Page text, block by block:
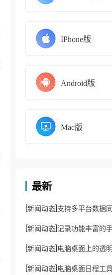
IPhone版
Android版
Mac版
最新
[新闻动态]
[新闻动态]
[新闻动态]
[新闻动态]